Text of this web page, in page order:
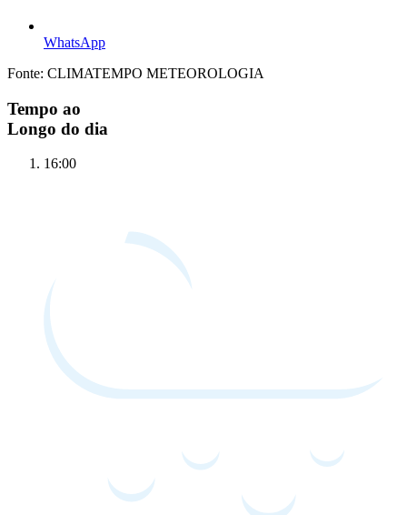
WhatsApp
Fonte: CLIMATEMPO METEOROLOGIA
Tempo ao
Longo do dia
16:00